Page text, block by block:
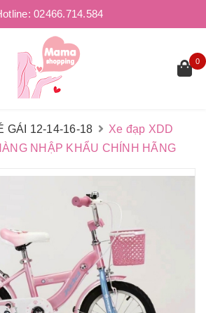
02466.714.584
0
GÁI 12-14-16-18
Xe đạp XDD
NHẬP KHẨU CHÍNH HÃNG